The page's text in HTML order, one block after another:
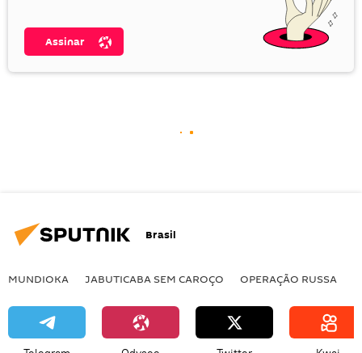
Assinar
Brasil
MUNDIOKA JABUTICABA SEM CAROÇO OPERAÇÃO RUSSA